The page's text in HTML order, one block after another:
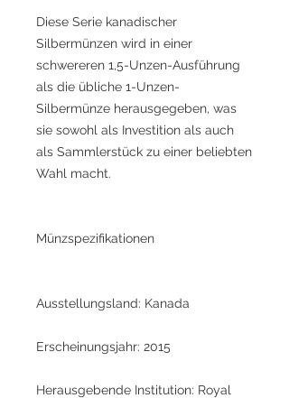
Diese Serie kanadischer
Silbermünzen wird in einer
schwereren 1,5-Unzen-Ausführung
als die übliche 1-Unzen-
Silbermünze herausgegeben, was
sie sowohl als Investition als auch
als Sammlerstück zu einer beliebten
Wahl macht.
Münzspezifikationen
Ausstellungsland: Kanada
Erscheinungsjahr: 2015
Herausgebende Institution: Royal